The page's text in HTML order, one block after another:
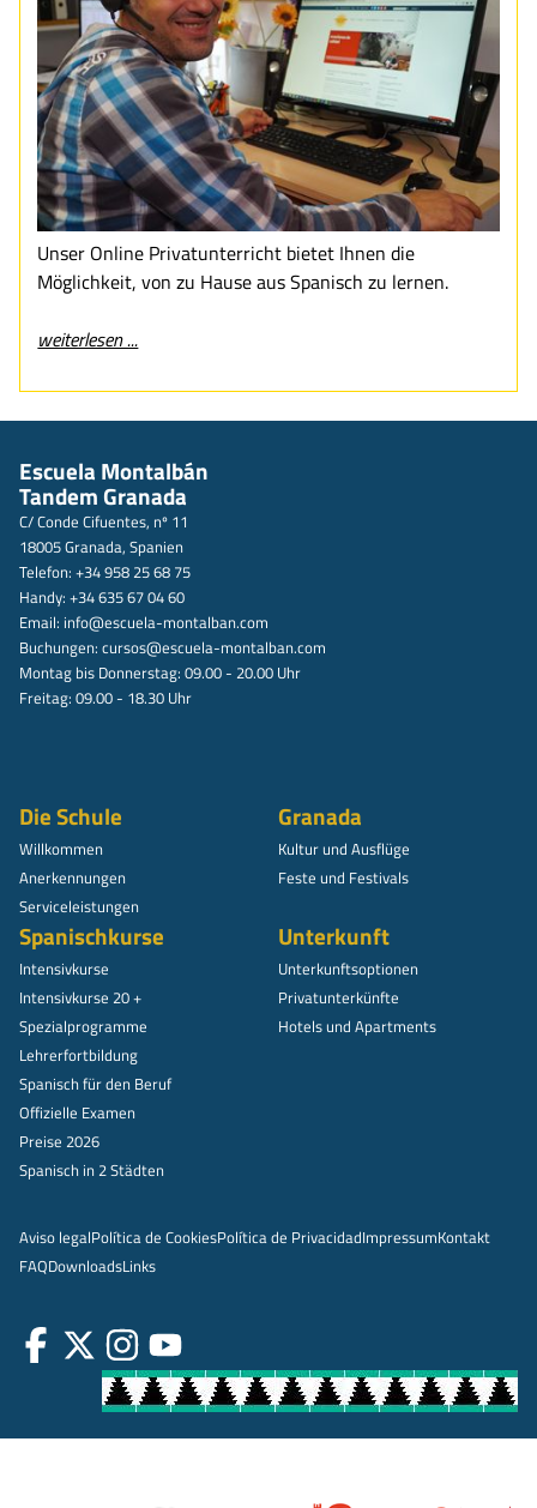
Unser Online Privatunterricht bietet Ihnen die
Möglichkeit, von zu Hause aus Spanisch zu lernen.
weiterlesen ...
Escuela Montalbán
Tandem Granada
C/ Conde Cifuentes, nº 11
18005 Granada, Spanien
Telefon: +34 958 25 68 75
Handy: +34 635 67 04 60
Email: info@escuela-montalban.com
Buchungen: cursos@escuela-montalban.com
Montag bis Donnerstag: 09.00 - 20.00 Uhr
Freitag: 09.00 - 18.30 Uhr
Die Schule
Willkommen
Anerkennungen
Serviceleistungen
Granada
Kultur und Ausflüge
Feste und Festivals
Spanischkurse
Intensivkurse
Intensivkurse 20 +
Spezialprogramme
Lehrerfortbildung
Spanisch für den Beruf
Offizielle Examen
Preise 2026
Spanisch in 2 Städten
Unterkunft
Unterkunftsoptionen
Privatunterkünfte
Hotels und Apartments
Aviso legalPolítica de CookiesPolítica de PrivacidadImpressumKontakt
FAQDownloadsLinks